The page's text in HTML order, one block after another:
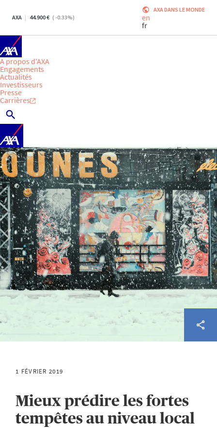
AXA 44.900 ( -0.33%)
AXA DANS LE MONDE
en
fr
A propos d'AXA
Engagements
Actualités
Investisseurs
Presse
Carrières
1 FÉVRIER 2019
Mieux prédire les fortes
tempêtes au niveau local